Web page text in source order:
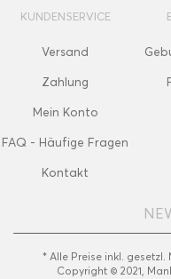
KUNDENSERVICE
Versand
Zahlung
Mein Konto
FAQ - Häufige Fragen
Kontakt
* Alle Preise inkl. gesetzl.
Copyright © 2021,